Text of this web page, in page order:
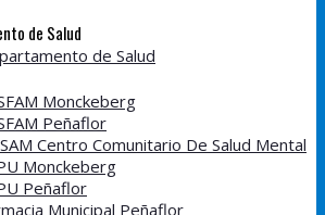
de Salud
de Salud
Monckeberg
Peñaflor
Centro Comunitario De Salud Mental
Monckeberg
Peñaflor
Municipal Peñaflor